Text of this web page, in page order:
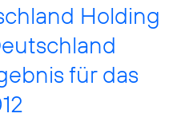
Holding
für das